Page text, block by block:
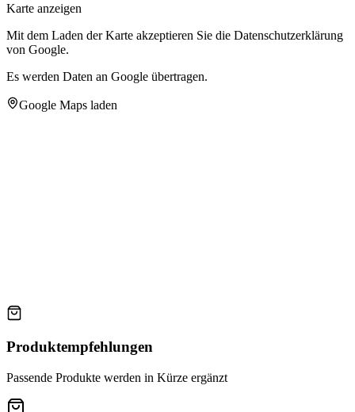
Karte anzeigen
Mit dem Laden der Karte akzeptieren Sie die Datenschutzerklärung
von Google.
Es werden Daten an Google übertragen.
Google Maps laden
Produktempfehlungen
Passende Produkte werden in Kürze ergänzt